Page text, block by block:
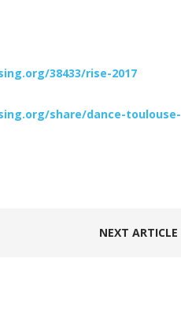
38433/rise-2017
share/dance-toulouse-
NEXT ARTICLE